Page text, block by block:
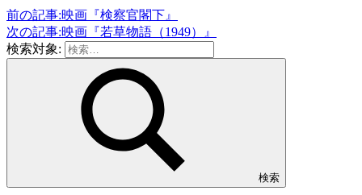
し
い
ウ
ィ
ン
ド
ク
し
て
く
だ
さ
し
い
ウ
ィ
き
ウ
ィ
ン
ド
で
開
き
ル
で
リ
ン
を
信
(新
し
い
ウ
ィ
ン
ド
ウ
開
前の記事:映画『検察官閣下』
次の記事:映画『若草物語（1949）』
検索対象:
検索